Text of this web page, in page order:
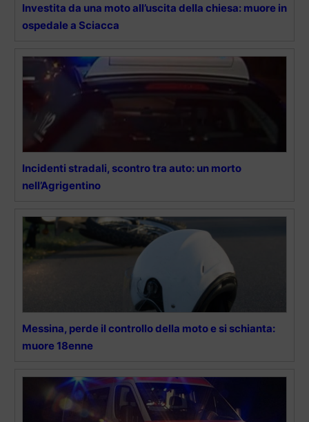
Investita da una moto all’uscita della chiesa: muore in
ospedale a Sciacca
Incidenti stradali, scontro tra auto: un morto
nell’Agrigentino
Messina, perde il controllo della moto e si schianta:
muore 18enne